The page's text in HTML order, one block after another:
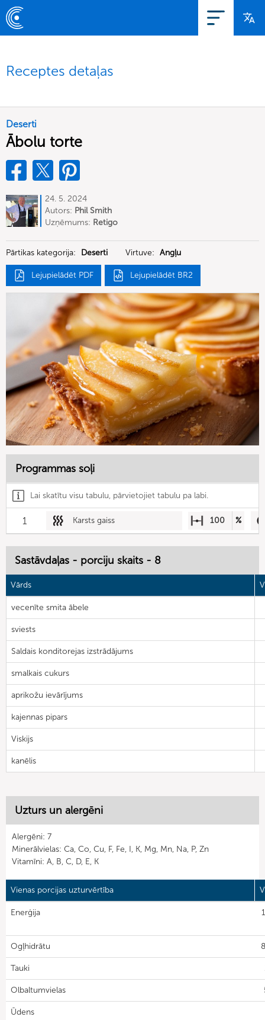
Receptes detaļas
Deserti
Ābolu torte
24. 5. 2024
Autors: Phil Smith
Uzņēmums: Retigo
Pārtikas kategorija: Deserti Virtuve: Angļu
Lejupielādēt PDF Lejupielādēt BR2
Programmas soļi
Lai skatītu visu tabulu, pārvietojiet tabulu pa labi.
1 Karsts gaiss 100 %
Sastāvdaļas - porciju skaits - 8
Vārds
vecenīte smita ābele
sviests
Saldais konditorejas izstrādājums
smalkais cukurs
aprikožu ievārījums
kajennas pipars
Viskijs
kanēlis
Uzturs un alergēni
Alergēni: 7
Minerālvielas: Ca, Co, Cu, F, Fe, I, K, Mg, Mn, Na, P, Zn
Vitamīni: A, B, C, D, E, K
Vienas porcijas uzturvērtība
Enerģija
Ogļhidrātu
Tauki
Olbaltumvielas
Ūdens